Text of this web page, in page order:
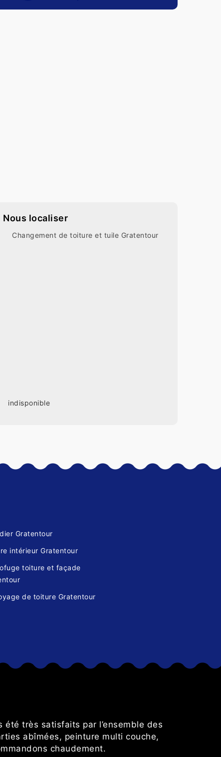
Nous localiser
Changement de toiture et tuile Gratentour
indisponible
Gratentour
intérieur Gratentour
toiture et façade
de toiture Gratentour
très satisfaits par l’ensemble des
abîmées, peinture multi couche,
chaudement.